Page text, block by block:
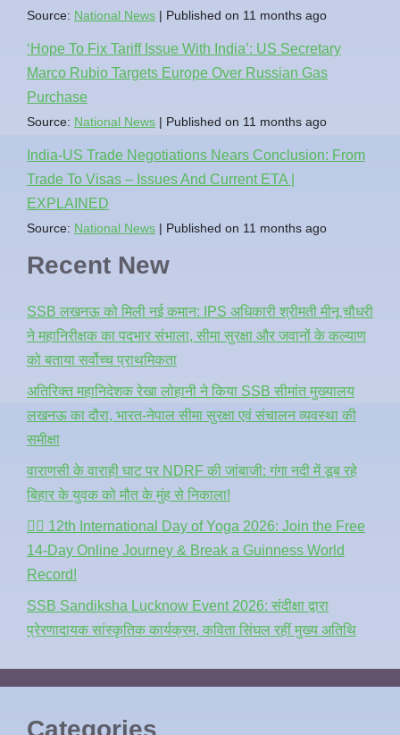
Source: National News Published on 11 months ago
‘Hope To Fix Tariff Issue With India’: US Secretary
Marco Rubio Targets Europe Over Russian Gas
Purchase
Source: National News Published on 11 months ago
India-US Trade Negotiations Nears Conclusion: From
Trade To Visas – Issues And Current ETA |
EXPLAINED
Source: National News Published on 11 months ago
Recent New
SSB लखनऊ को मिली नई कमान: IPS अधिकारी श्रीमती मीनू चौधरी
ने महानिरीक्षक का पदभार संभाला, सीमा सुरक्षा और जवानों के कल्याण
को बताया सर्वोच्च प्राथमिकता
अतिरिक्त महानिदेशक रेखा लोहानी ने किया SSB सीमांत मुख्यालय
लखनऊ का दौरा, भारत-नेपाल सीमा सुरक्षा एवं संचालन व्यवस्था की
समीक्षा
वाराणसी के वाराही घाट पर NDRF की जांबाजी: गंगा नदी में डूब रहे
बिहार के युवक को मौत के मुंह से निकाला!
🧘‍♂️ 12th International Day of Yoga 2026: Join the Free
14-Day Online Journey & Break a Guinness World
Record!
SSB Sandiksha Lucknow Event 2026: संदीक्षा द्वारा
प्रेरणादायक सांस्कृतिक कार्यक्रम, कविता सिंघल रहीं मुख्य अतिथि
Categories